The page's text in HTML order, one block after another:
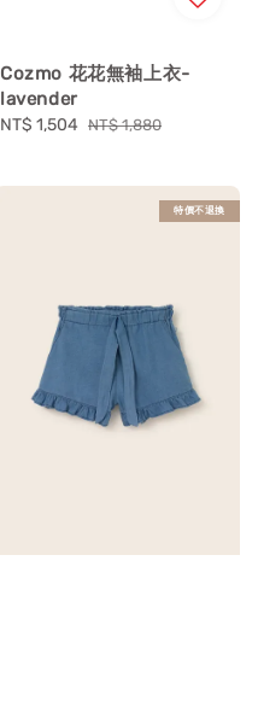
Cozmo 花花無袖上衣-
lavender
Sale
NT$ 1,504 Regular
NT$ 1,880
特價不退換